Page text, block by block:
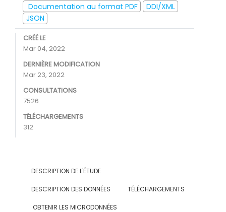
Documentation au format PDF
DDI/XML
JSON
CRÉÉ LE
Mar 04, 2022
DERNIÈRE MODIFICATION
Mar 23, 2022
CONSULTATIONS
7526
TÉLÉCHARGEMENTS
312
DESCRIPTION DE L'ÉTUDE
DESCRIPTION DES DONNÉES TÉLÉCHARGEMENTS
OBTENIR LES MICRODONNÉES